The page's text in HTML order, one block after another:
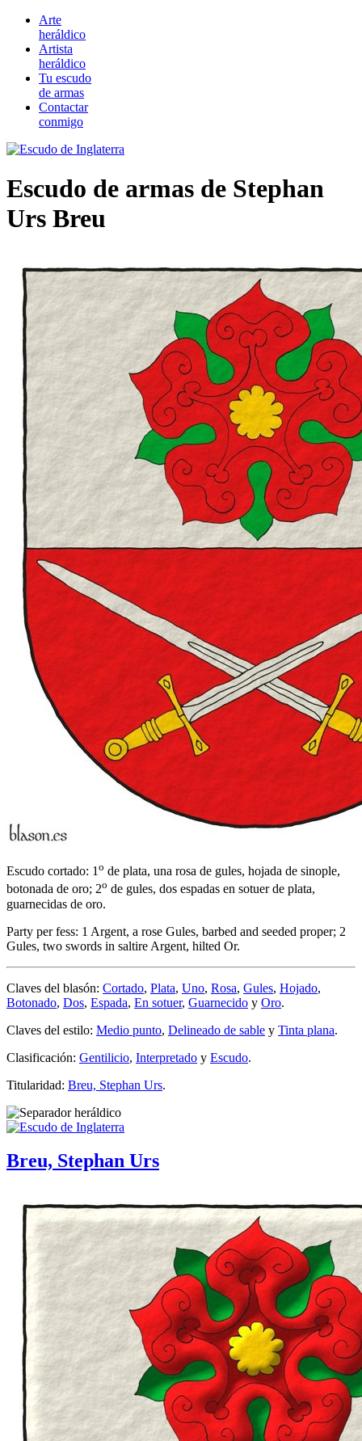
Arte
heráldico
Artista
heráldico
Tu escudo
de armas
Contactar
conmigo
Escudo de armas de Stephan
Urs Breu
Escudo cortado: 1 o de plata, una rosa de gules, hojada de sinople,
botonada de oro; 2o de gules, dos espadas en sotuer de plata,
guarnecidas de oro.
Party per fess: 1 Argent, a rose Gules, barbed and seeded proper; 2
Gules, two swords in saltire Argent, hilted Or.
Claves del blasón: Cortado, Plata, Uno, Rosa, Gules, Hojado,
Botonado, Dos, Espada, En sotuer, Guarnecido y Oro.
Claves del estilo: Medio punto, Delineado de sable y Tinta plana.
Clasificación: Gentilicio, Interpretado y Escudo.
Titularidad: Breu, Stephan Urs.
Breu, Stephan Urs